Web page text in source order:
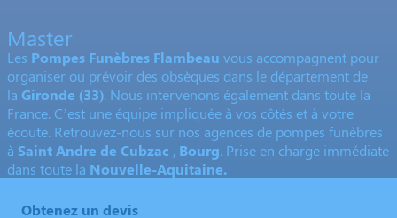
Master
Les Pompes Funèbres Flambeau vous accompagnent pour
organiser ou prévoir des obsèques dans le département de
la Gironde (33). Nous intervenons également dans toute la
France. C’est une équipe impliquée à vos côtés et à votre
écoute. Retrouvez-nous sur nos agences de pompes funèbres
à Saint Andre de Cubzac , Bourg. Prise en charge immédiate
dans toute la Nouvelle-Aquitaine.
Obtenez un devis